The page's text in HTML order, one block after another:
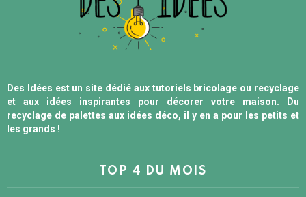
Des Idées est un site dédié aux tutoriels bricolage ou recyclage
et aux idées inspirantes pour décorer votre maison. Du
recyclage de palettes aux idées déco, il y en a pour les petits et
les grands !
TOP 4 DU MOIS